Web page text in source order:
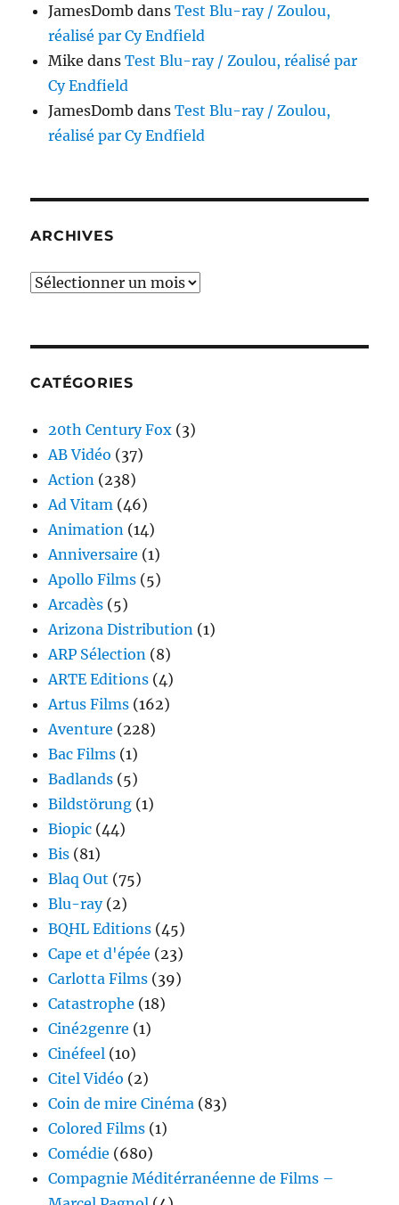
JamesDomb dansTest Blu-ray / Zoulou,
réalisé par Cy Endfield
Mike dansTest Blu-ray / Zoulou, réalisé par
Cy Endfield
JamesDomb dansTest Blu-ray / Zoulou,
réalisé par Cy Endfield
ARCHIVES
Archives
CATÉGORIES
20th Century Fox (3)
AB Vidéo (37)
Action (238)
Ad Vitam (46)
Animation (14)
Anniversaire (1)
Apollo Films (5)
Arcadès (5)
Arizona Distribution (1)
ARP Sélection (8)
ARTE Editions (4)
Artus Films (162)
Aventure (228)
Bac Films (1)
Badlands (5)
Bildstörung (1)
Biopic (44)
Bis (81)
Blaq Out (75)
Blu-ray(2)
BQHL Editions (45)
Cape et d'épée (23)
Carlotta Films (39)
Catastrophe (18)
Ciné2genre (1)
Cinéfeel (10)
Citel Vidéo (2)
Coin de mire Cinéma (83)
Colored Films (1)
Comédie (680)
Compagnie Méditérranéenne de Films –